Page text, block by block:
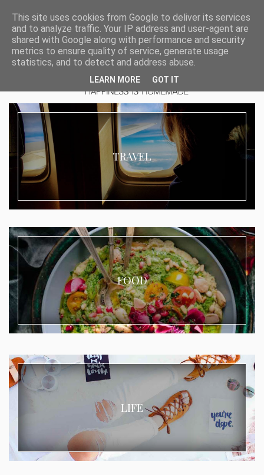
TRAVEL
FOOD
LIFE
This site uses cookies from Google to deliver its services
and to analyze traffic. Your IP address and user-agent are
shared with Google along with performance and security
metrics to ensure quality of service, generate usage
statistics, and to detect and address abuse.
LEARN MORE GOT IT